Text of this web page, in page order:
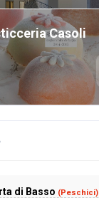
Casoli
di Basso (Peschici)